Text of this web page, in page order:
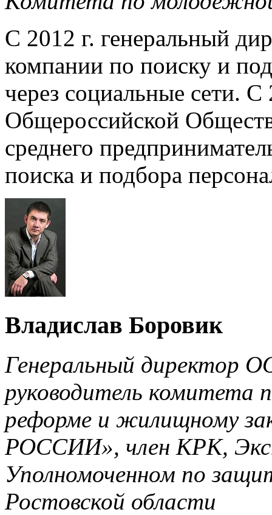
С 2012 г. генеральный
компании по поиску и
через социальные сети.
Общероссийской
среднего
поиска и подбора
Владислав Боровик
Генеральный директор
руководитель комитета
реформе и жилищному
РОССИИ», член КРК,
Уполномоченном по
Ростовской области